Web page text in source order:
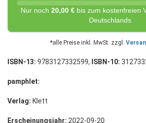
Nur noch 20,00 € bis zum kostenfreien
Deutschlands
*alle Preise inkl. MwSt. zzgl.
ISBN-13: 9783127332599, ISBN-10:
pamphlet:
Verlag: Klett
Erscheinungsjahr: 2022-09-20